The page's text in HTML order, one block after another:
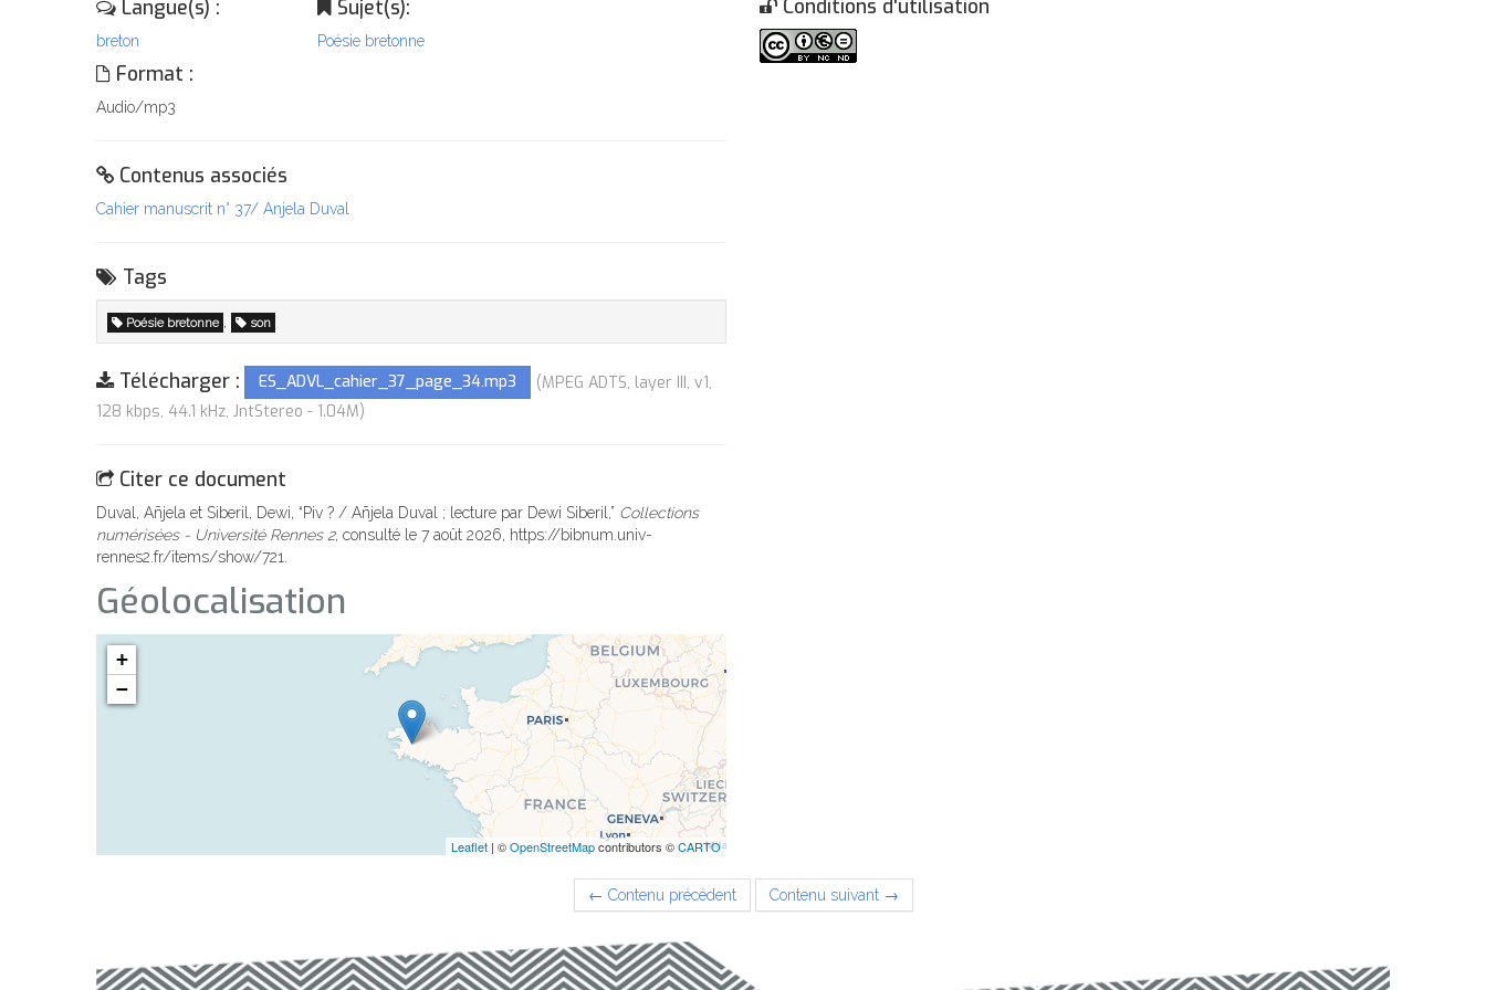
Langue(s) :
breton
Sujet(s):
Poésie bretonne
Format :
Audio/mp3
Contenus associés
Cahier manuscrit n° 37/ Anjela Duval
Tags
Poésie bretonne , son
Télécharger : ES_ADVL_cahier_37_page_34.mp3
(MPEG ADTS, layer III, v1,
128 kbps, 44.1 kHz, JntStereo - 1.04M)
Citer ce document
Duval, Añjela et Siberil, Dewi, “Piv ? / Añjela Duval ; lecture par Dewi Siberil,” Collections
numérisées - Université Rennes 2, consulté le 7 août 2026, https://bibnum.univ-
rennes2.fr/items/show/721.
Géolocalisation
+
−
Leaflet | ©OpenStreetMapcontributors ©CARTO
Conditions d'utilisation
← Contenu précédent Contenu suivant →